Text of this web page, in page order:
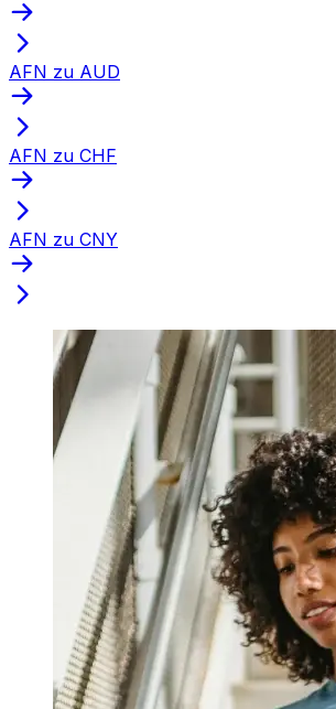
AFN zu AUD
AFN zu CHF
AFN zu CNY